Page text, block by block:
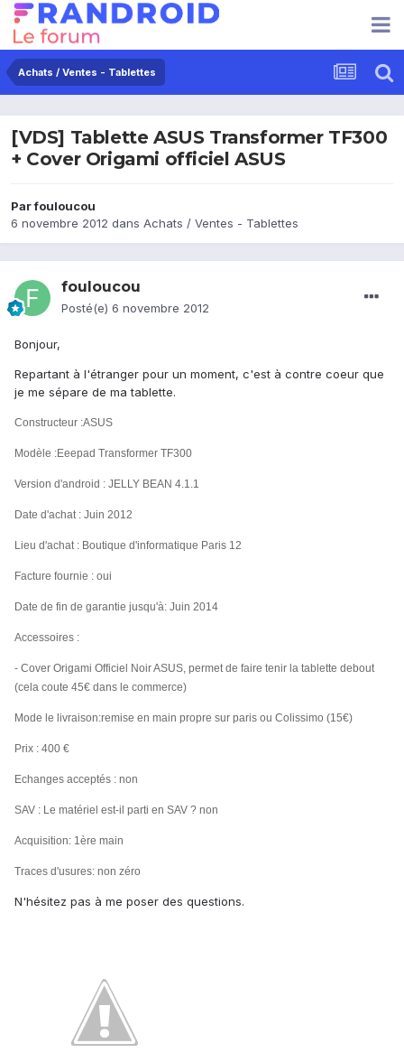
Achats / Ventes - Tablettes
[VDS] Tablette ASUS Transformer TF300
+ Cover Origami officiel ASUS
Parfouloucou
6 novembre 2012 dans Achats / Ventes - Tablettes
fouloucou
Posté(e) 6 novembre 2012
Bonjour,
Repartant à l'étranger pour un moment, c'est à contre coeur que
je me sépare de ma tablette.
Constructeur :ASUS
Modèle :Eeepad Transformer TF300
Version d'android : JELLY BEAN 4.1.1
Date d'achat : Juin 2012
Lieu d'achat : Boutique d'informatique Paris 12
Facture fournie : oui
Date de fin de garantie jusqu'à: Juin 2014
Accessoires :
- Cover Origami Officiel Noir ASUS, permet de faire tenir la tablette debout
(cela coute 45€ dans le commerce)
Mode le livraison:remise en main propre sur paris ou Colissimo (15€)
Prix : 400 €
Echanges acceptés : non
SAV : Le matériel est-il parti en SAV ? non
Acquisition: 1ère main
Traces d'usures: non zéro
N'hésitez pas à me poser des questions.